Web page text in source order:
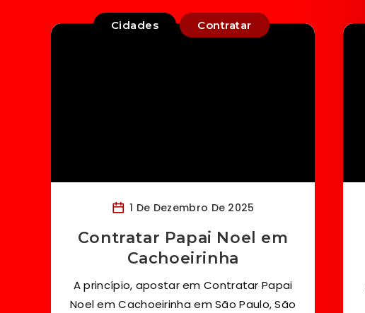
Cidades Contratar
1 De Dezembro De 2025
Contratar Papai Noel em
Cachoeirinha
A princípio, apostar em Contratar Papai
Noel em Cachoeirinha em São Paulo, São